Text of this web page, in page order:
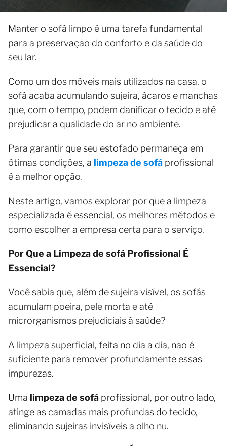
Manter o sofá limpo é uma tarefa fundamental
para a preservação do conforto e da saúde do
seu lar.
Como um dos móveis mais utilizados na casa, o
sofá acaba acumulando sujeira, ácaros e manchas
que, com o tempo, podem danificar o tecido e até
prejudicar a qualidade do ar no ambiente.
Para garantir que seu estofado permaneça em
ótimas condições, a limpeza de sofá profissional
é a melhor opção.
Neste artigo, vamos explorar por que a limpeza
especializada é essencial, os melhores métodos e
como escolher a empresa certa para o serviço.
Por Que a Limpeza de sofá Profissional É
Essencial?
Você sabia que, além de sujeira visível, os sofás
acumulam poeira, pele morta e até
microrganismos prejudiciais à saúde?
A limpeza superficial, feita no dia a dia, não é
suficiente para remover profundamente essas
impurezas.
Uma limpeza de sofá profissional, por outro lado,
atinge as camadas mais profundas do tecido,
eliminando sujeiras invisíveis a olho nu.